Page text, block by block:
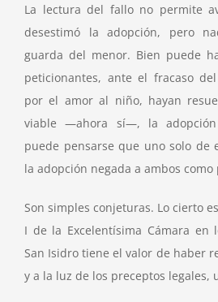
La lectura del fallo no permite
desestimó la adopción, pero
guarda del menor. Bien puede
peticionantes, ante el fracaso
por el amor al niño, hayan
viable —ahora sí—, la adopción
puede pensarse que uno solo de
la adopción negada a ambos como
Son simples conjeturas. Lo cierto
I de la Excelentísima Cámara en
San Isidro tiene el valor de haber
y a la luz de los preceptos legales,